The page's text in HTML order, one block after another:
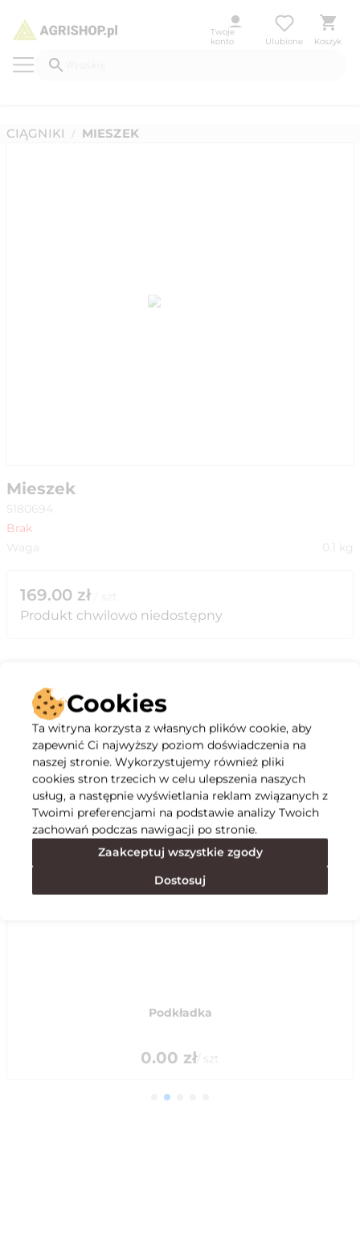
Twoje
konto
Ulubione Koszyk
CIĄGNIKI / MIESZEK
Mieszek
5180694
Brak
Waga
0.1 kg
169.00 zł
Produkt chwilowo niedostępny
Opis
Specyfikacja
Polecane
Podkładka
0.00 zł/ szt
Cookies
Ta witryna korzysta z własnych plików cookie, aby
zapewnić Ci najwyższy poziom doświadczenia na
naszej stronie. Wykorzystujemy również pliki
cookies stron trzecich w celu ulepszenia naszych
usług, a następnie wyświetlania reklam związanych z
Twoimi preferencjami na podstawie analizy Twoich
zachowań podczas nawigacji po stronie.
Zaakceptuj wszystkie zgody
Dostosuj